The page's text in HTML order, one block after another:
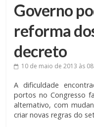
Governo
reforma
decreto
10 de maio de 2013 às
A dificuldade
portos no Congresso
alternativo, com
criar novas regras do